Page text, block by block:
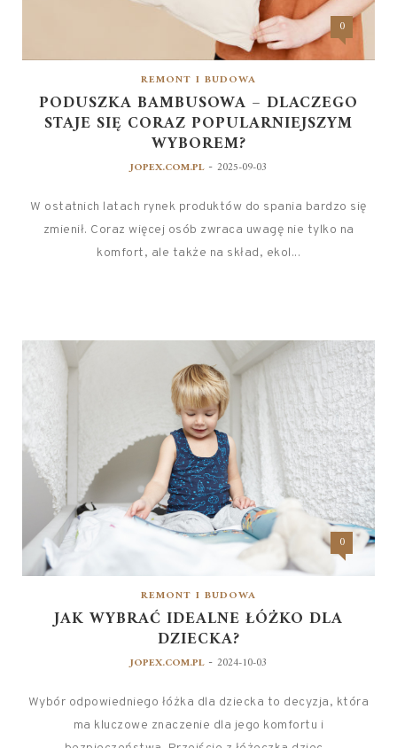
0
REMONT I BUDOWA
PODUSZKA BAMBUSOWA – DLACZEGO
STAJE SIĘ CORAZ POPULARNIEJSZYM
WYBOREM?
JOPEX.COM.PL - 2025-09-03
W ostatnich latach rynek produktów do spania bardzo się
zmienił. Coraz więcej osób zwraca uwagę nie tylko na
komfort, ale także na skład, ekol...
0
REMONT I BUDOWA
JAK WYBRAĆ IDEALNE ŁÓŻKO DLA
DZIECKA?
JOPEX.COM.PL - 2024-10-03
Wybór odpowiedniego łóżka dla dziecka to decyzja, która
ma kluczowe znaczenie dla jego komfortu i